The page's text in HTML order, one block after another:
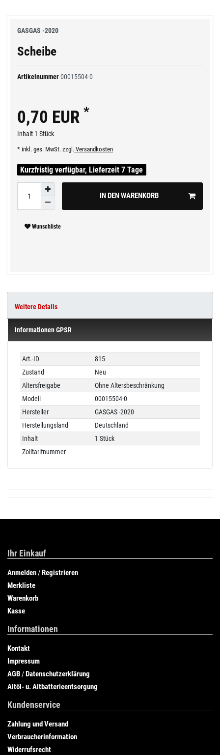
GASGAS -2020
Scheibe
Artikelnummer00015504-0
0,70 EUR *
Inhalt 1 Stück
* inkl. ges. MwSt. zzgl. Versandkosten
Kurzfristig verfügbar, Lieferzeit 7 Tage
IN DEN WARENKORB
Wunschliste
Weitere Details
Informationen GPSR
Technisches
Merkmal
Wert
Art.-ID
815
Zustand
Neu
Altersfreigabe
Ohne Altersbeschränkung
Modell
00015504-0
Hersteller
GASGAS -2020
Herstellungsland
Deutschland
Inhalt
1 Stück
Zolltarifnummer
Ihr Einkauf
Anmelden /Registrieren
Merkliste
Warenkorb
Kasse
Informationen
Kontakt
Impressum
AGB /Datenschutzerklärung
Altöl- u. Altbatterieentsorgung
Kundenservice
Zahlung und Versand
Verbraucherinformation
Widerrufsrecht